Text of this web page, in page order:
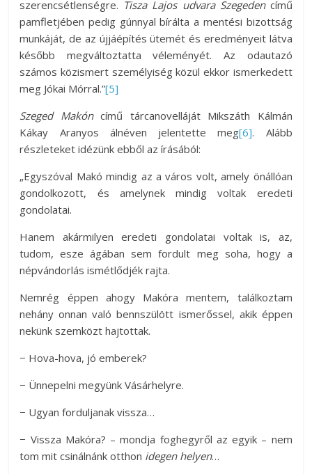
szerencsétlenségre. Tisza Lajos udvara Szegeden című
pamfletjében pedig gúnnyal bírálta a mentési bizottság
munkáját, de az újjáépítés ütemét és eredményeit látva
később megváltoztatta véleményét. Az odautazó
számos közismert személyiség közül ekkor ismerkedett
meg Jókai Mórral.”[5]
Szeged Makóncímű tárcanovelláját Mikszáth Kálmán
Kákay Aranyos álnéven jelentette meg[6]. Alább
részleteket idézünk ebből az írásából:
„Egyszóval Makó mindig az a város volt, amely önállóan
gondolkozott, és amelynek mindig voltak eredeti
gondolatai.
Hanem akármilyen eredeti gondolatai voltak is, az,
tudom, esze ágában sem fordult meg soha, hogy a
népvándorlás ismétlődjék rajta.
Nemrég éppen ahogy Makóra mentem, találkoztam
nehány onnan való bennszülött ismerőssel, akik éppen
nekünk szemközt hajtottak.
− Hova-hova, jó emberek?
− Ünnepelni megyünk Vásárhelyre.
− Ugyan forduljanak vissza…
− Vissza Makóra? – mondja foghegyről az egyik – nem
tom mit csinálnánk otthon idegen helyen…